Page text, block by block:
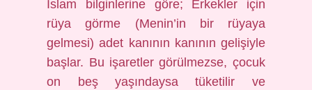
İslam bilginlerine göre; Erkekler için
rüya görme (Menin’in bir rüyaya
gelmesi) adet kanının kanının gelişiyle
başlar. Bu işaretler görülmezse, çocuk
on beş yaşındaysa tüketilir ve